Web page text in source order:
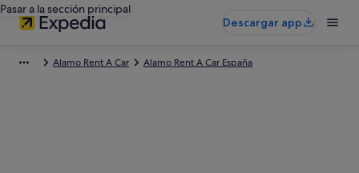
Pasar a la sección principal
Descargar app
Alamo Rent A Car Alamo Rent A Car España